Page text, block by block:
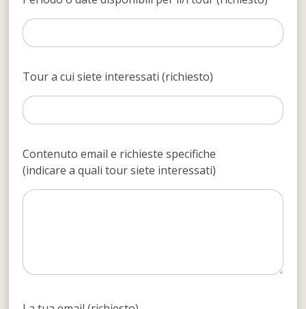
Tour a cui siete interessati (richiesto)
Contenuto email e richieste specifiche
(indicare a quali tour siete interessati)